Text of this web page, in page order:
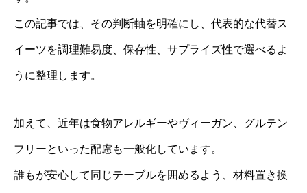
この記事では、その判断軸を明確にし、代表的な代替ス
イーツを調理難易度、保存性、サプライズ性で選べるよ
うに整理します。
加えて、近年は食物アレルギーやヴィーガン、グルテン
フリーといった配慮も一般化しています。
誰もが安心して同じテーブルを囲めるよう、材料置き換